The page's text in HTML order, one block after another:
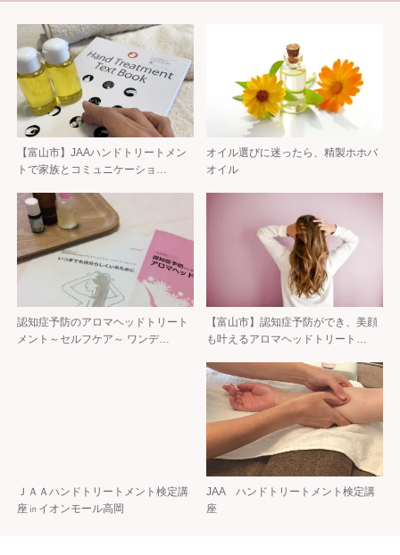
【富山市】JAAハンドトリートメン
トで家族とコミュニケーショ…
オイル選びに迷ったら、精製ホホバ
オイル
認知症予防のアロマヘッドトリート
メント～セルフケア～ ワンデ…
【富山市】認知症予防ができ、美顔
も叶えるアロマヘッドトリート…
ＪＡＡハンドトリートメント検定講
座㏌イオンモール高岡
JAA ハンドトリートメント検定講
座